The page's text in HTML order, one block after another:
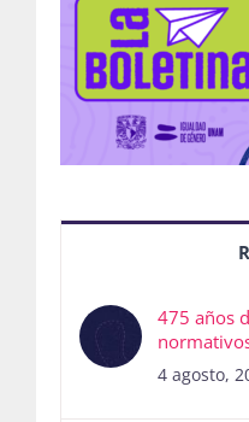
475 años
4 agosto,